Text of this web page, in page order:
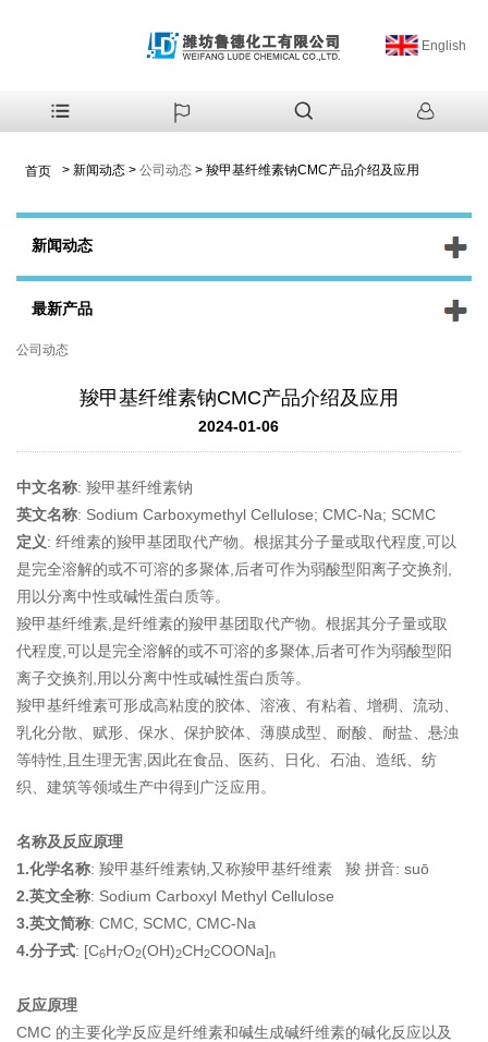
English
首页 > 新闻动态 > 公司动态 > 羧甲基纤维素钠CMC产品介绍及应用
新闻动态
最新产品
公司动态
羧甲基纤维素钠CMC产品介绍及应用
2024-01-06
中文名称: 羧甲基纤维素钠
英文名称: Sodium Carboxymethyl Cellulose; CMC-Na; SCMC
定义: 纤维素的羧甲基团取代产物。根据其分子量或取代程度,可以
是完全溶解的或不可溶的多聚体,后者可作为弱酸型阳离子交换剂,
用以分离中性或碱性蛋白质等。
羧甲基纤维素,是纤维素的羧甲基团取代产物。根据其分子量或取
代程度,可以是完全溶解的或不可溶的多聚体,后者可作为弱酸型阳
离子交换剂,用以分离中性或碱性蛋白质等。
羧甲基纤维素可形成高粘度的胶体、溶液、有粘着、增稠、流动、
乳化分散、赋形、保水、保护胶体、薄膜成型、耐酸、耐盐、悬浊
等特性,且生理无害,因此在食品、医药、日化、石油、造纸、纺
织、建筑等领域生产中得到广泛应用。
名称及反应原理
1.化学名称: 羧甲基纤维素钠,又称羧甲基纤维素 羧 拼音: suō
2.英文全称: Sodium Carboxyl Methyl Cellulose
3.英文简称: CMC, SCMC, CMC-Na
4.分子式: [C6H7O2(OH)2CH2COONa]n
反应原理
CMC 的主要化学反应是纤维素和碱生成碱纤维素的碱化反应以及